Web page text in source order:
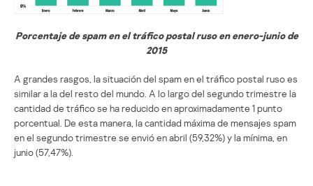
Porcentaje de spam en el tráfico postal ruso en enero-junio de
2015
A grandes rasgos, la situación del spam en el tráfico postal ruso es
similar a la del resto del mundo. A lo largo del segundo trimestre la
cantidad de tráfico se ha reducido en aproximadamente 1 punto
porcentual. De esta manera, la cantidad máxima de mensajes spam
en el segundo trimestre se envió en abril (59,32%) y la mínima, en
junio (57,47%).